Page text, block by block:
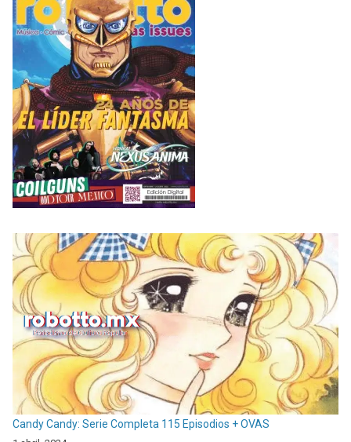
Candy Candy: Serie Completa 115 Episodios + OVAS